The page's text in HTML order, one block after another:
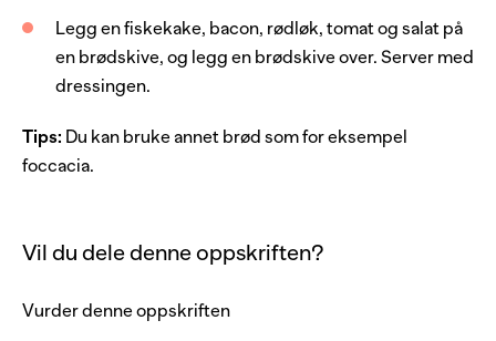
1 stk
eggeplomme
ss
sitronsaft
Legg en fiskekake, bacon, rødløk, tomat og salat på
en brødskive, og legg en brødskive over. Server med
dressingen.
Tips: Du kan bruke annet brød som for eksempel
foccacia.
Vil du dele denne oppskriften?
Vurder denne oppskriften